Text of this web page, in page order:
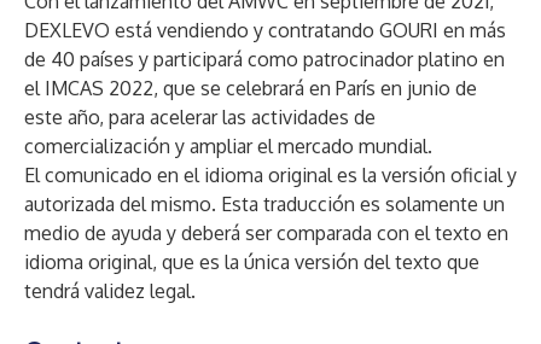
DEXLEVO está vendiendo y contratando GOURI en más
de 40 países y participará como patrocinador platino en
el IMCAS 2022, que se celebrará en París en junio de
este año, para acelerar las actividades de
comercialización y ampliar el mercado mundial.
El comunicado en el idioma original es la versión oficial y
autorizada del mismo. Esta traducción es solamente un
medio de ayuda y deberá ser comparada con el texto en
idioma original, que es la única versión del texto que
tendrá validez legal.